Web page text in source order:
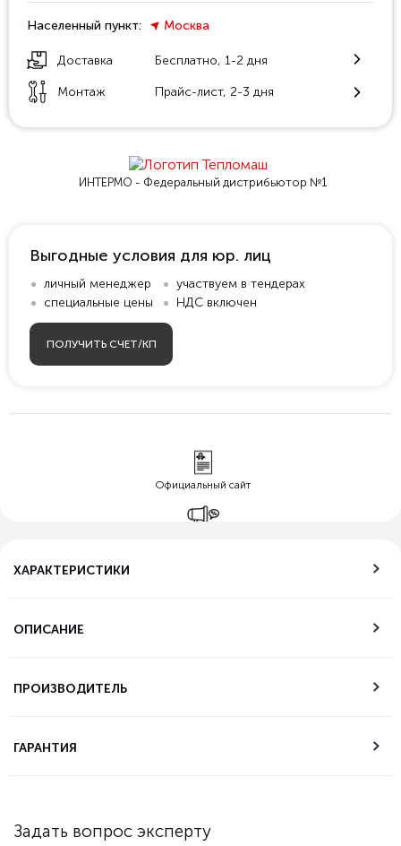
Населенный пункт: Москва
Доставка Бесплатно, 1-2 дня
Монтаж Прайс-лист, 2-3 дня
ИНТЕРМО - Федеральный дистрибьютор №1
Выгодные условия для юр. лиц
личный менеджер
специальные цены
участвуем в тендерах
НДС включен
ПОЛУЧИТЬ СЧЕТ/КП
Официальный сайт
Задать вопрос эксперту
ХАРАКТЕРИСТИКИ
ОПИСАНИЕ
ПРОИЗВОДИТЕЛЬ
ГАРАНТИЯ